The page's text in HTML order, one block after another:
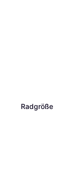
Radgröße